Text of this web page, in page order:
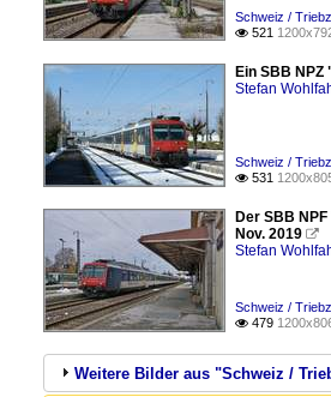
Schweiz /
 521
Ein SBB
Stefan
Schweiz /
 531
Der SBB
Nov. 2019 
Stefan
Schweiz /
 479
Weitere Bilder aus "Schweiz /